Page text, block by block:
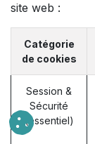
site web :
Catégorie
de cookies
Session &
Sécurité
(essentiel)